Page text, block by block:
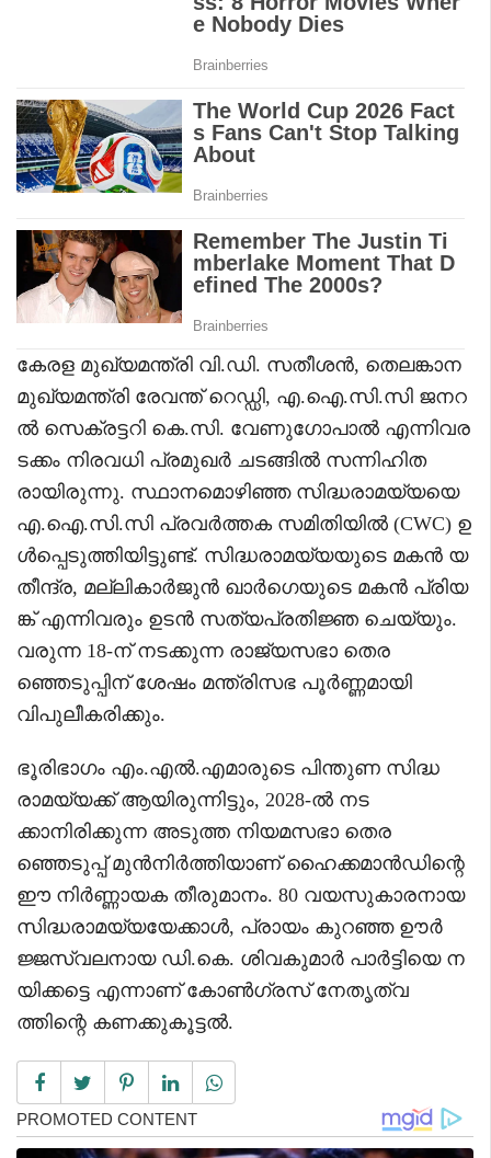
കേരള മുഖ്യമന്ത്രി വി.ഡി. സതീശൻ, തെലങ്കാന
മുഖ്യമന്ത്രി രേവന്ത് റെഡ്ഡി, എ.ഐ.സി.സി ജനറ
ൽ സെക്രട്ടറി കെ.സി. വേണുഗോപാൽ എന്നിവര
ടക്കം നിരവധി പ്രമുഖർ ചടങ്ങിൽ സന്നിഹിത
രായിരുന്നു. സ്ഥാനമൊഴിഞ്ഞ സിദ്ധരാമയ്യയെ
എ.ഐ.സി.സി പ്രവർത്തക സമിതിയിൽ (CWC) ഉ
ൾപ്പെടുത്തിയിട്ടുണ്ട്. സിദ്ധരാമയ്യയുടെ മകൻ യ
തീന്ദ്ര, മല്ലികാർജുൻ ഖാർഗെയുടെ മകൻ പ്രിയ
ങ്ക് എന്നിവരും ഉടൻ സത്യപ്രതിജ്ഞ ചെയ്യും.
വരുന്ന 18-ന് നടക്കുന്ന രാജ്യസഭാ തെര
ഞ്ഞെടുപ്പിന് ശേഷം മന്ത്രിസഭ പൂർണ്ണമായി
വിപുലീകരിക്കും.
ഭൂരിഭാഗം എം.എൽ.എമാരുടെ പിന്തുണ സിദ്ധ
രാമയ്യക്ക് ആയിരുന്നിട്ടും, 2028-ൽ നട
ക്കാനിരിക്കുന്ന അടുത്ത നിയമസഭാ തെര
ഞ്ഞെടുപ്പ് മുൻനിർത്തിയാണ് ഹൈക്കമാൻഡിന്റെ
ഈ നിർണ്ണായക തീരുമാനം. 80 വയസുകാരനായ
സിദ്ധരാമയ്യയേക്കാൾ, പ്രായം കുറഞ്ഞ ഊർ
ജ്ജസ്വലനായ ഡി.കെ. ശിവകുമാർ പാർട്ടിയെ ന
യിക്കട്ടെ എന്നാണ് കോൺഗ്രസ് നേതൃത്വ
ത്തിന്റെ കണക്കുകൂട്ടൽ.